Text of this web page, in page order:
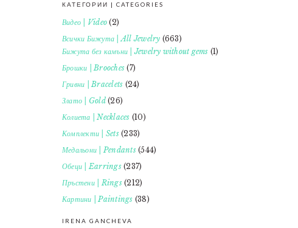
КАТЕГОРИИ | CATEGORIES
Видео | Video (2)
Всички Бижута | All Jewelry (663)
Бижута без камъни | Jewelry without gems (1)
Брошки | Brooches (7)
Гривни | Bracelets (24)
Злато | Gold(26)
Колиета | Necklaces (10)
Комплекти | Sets(233)
Медальони | Pendants(544)
Обеци | Earrings(237)
Пръстени | Rings(212)
Картини | Paintings (38)
IRENA GANCHEVA